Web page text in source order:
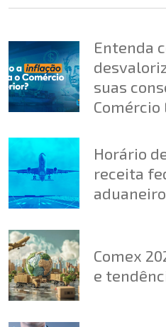
Entenda
suas
Horário
receita
Comex
e